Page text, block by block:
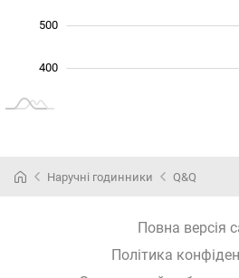
400
500
Наручні годинники Q&Q
Повна версія
Політика